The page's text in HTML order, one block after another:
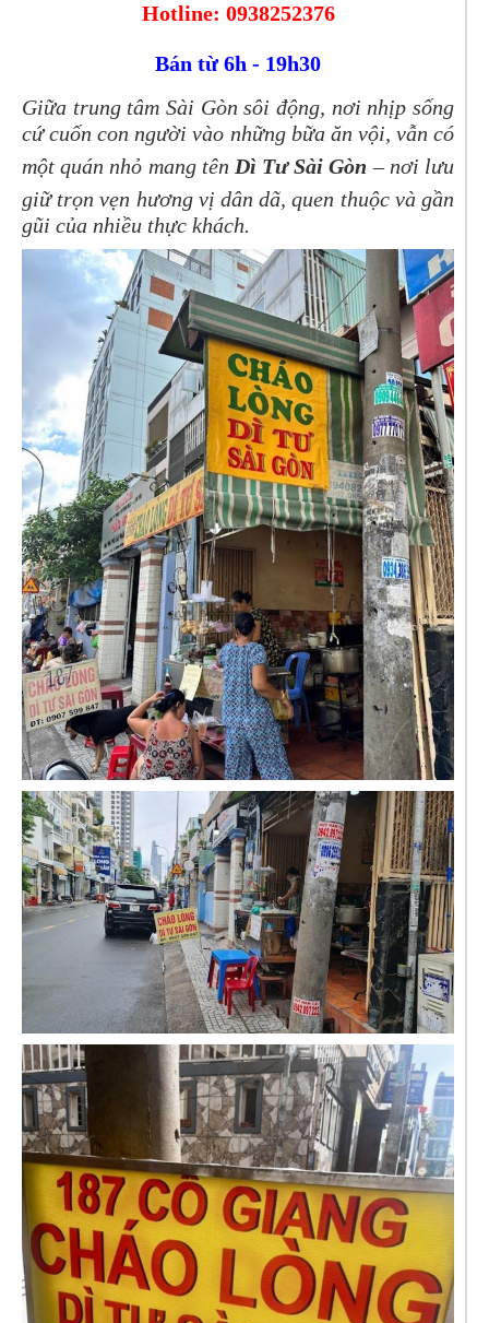
Hotline: 0938252376
Bán từ 6h - 19h30
Giữa trung tâm Sài Gòn sôi động, nơi nhịp sống
cứ cuốn con người vào những bữa ăn vội, vẫn có
một quán nhỏ mang tên Dì Tư Sài Gòn – nơi lưu
giữ trọn vẹn hương vị dân dã, quen thuộc và gần
gũi của nhiều thực khách.